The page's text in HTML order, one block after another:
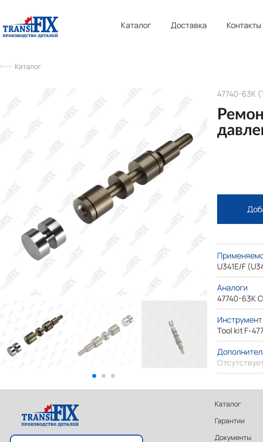
Каталог Доставка Контакты
Каталог
47740-63K
U341E/F
Аналоги
47740-63K
Tool kit F-
Каталог
Гарантии
Документы